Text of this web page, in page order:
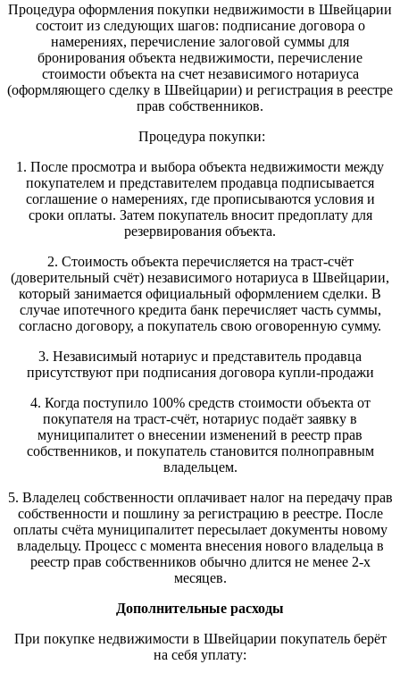
Процедура оформления покупки недвижимости в Швейцарии
состоит из следующих шагов: подписание договора о
намерениях, перечисление залоговой суммы для
бронирования объекта недвижимости, перечисление
стоимости объекта на счет независимого нотариуса
(оформляющего сделку в Швейцарии) и регистрация в реестре
прав собственников.
Процедура покупки:
1. После просмотра и выбора объекта недвижимости между
покупателем и представителем продавца подписывается
соглашение о намерениях, где прописываются условия и
сроки оплаты. Затем покупатель вносит предоплату для
резервирования объекта.
2. Стоимость объекта перечисляется на траст-счёт
(доверительный счёт) независимого нотариуса в Швейцарии,
который занимается официальный оформлением сделки. В
случае ипотечного кредита банк перечисляет часть суммы,
согласно договору, а покупатель свою оговоренную сумму.
3. Независимый нотариус и представитель продавца
присутствуют при подписания договора купли-продажи
4. Когда поступило 100% средств стоимости объекта от
покупателя на траст-счёт, нотариус подаёт заявку в
муниципалитет о внесении изменений в реестр прав
собственников, и покупатель становится полноправным
владельцем.
5. Владелец собственности оплачивает налог на передачу прав
собственности и пошлину за регистрацию в реестре. После
оплаты счёта муниципалитет пересылает документы новому
владельцу. Процесс с момента внесения нового владельца в
реестр прав собственников обычно длится не менее 2-х
месяцев.
Дополнительные расходы
При покупке недвижимости в Швейцарии покупатель берёт
на себя уплату: